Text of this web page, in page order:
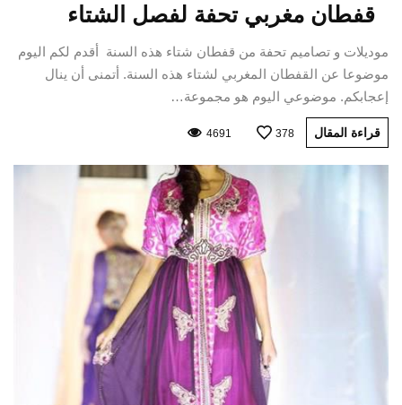
قفطان مغربي تحفة لفصل الشتاء
موديلات و تصاميم تحفة من قفطان شتاء هذه السنة أقدم لكم اليوم
موضوعا عن القفطان المغربي لشتاء هذه السنة. أتمنى أن ينال
إعجابكم. موضوعي اليوم هو مجموعة…
قراءة المقال 378
4691